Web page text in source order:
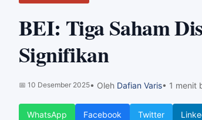
BEI: Tiga Saham
Signifikan
📅 10 Desember 2025• Oleh Dafian Varis• 1 menit
WhatsApp Facebook Twitter